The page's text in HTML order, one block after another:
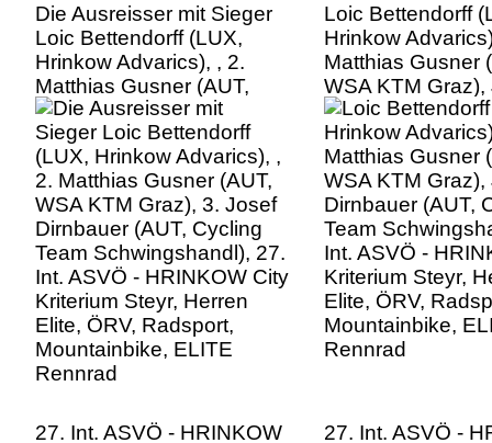
Die Ausreisser mit Sieger
Loic Bettendorff (LUX,
Hrinkow Advarics), , 2.
Matthias Gusner (AUT,
WSA KTM Graz), 3. Josef
Dirnbauer (AUT, Cycling
Team Schwingshandl), 27.
Int. ASVÖ - HRINKOW City
Kriterium Steyr, Herren
Elite, ÖRV, Radsport,
Mountainbike, ELITE
Rennrad
Loic Bettendorff
Hrinkow
Matthias Gusner
WSA KTM Graz),
Dirnbauer (AUT,
Team
Int. ASVÖ -
Kriterium Steyr,
Elite, ÖRV,
Mountainbike,
Rennrad
27. Int. ASVÖ - HRINKOW
27. Int. ASVÖ -